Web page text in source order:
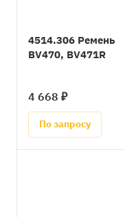
4514.306 Ремень
BV470, BV471R
4 668 ₽
По запросу